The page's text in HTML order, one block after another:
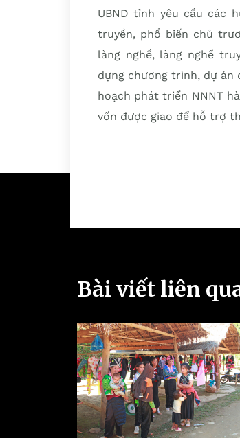
UBND tỉnh yêu cầu các
truyền, phổ biến chủ
làng nghề, làng nghề
dựng chương trình, dự án
hoạch phát triển NNNT
vốn được giao để hỗ trợ
Bài viết liên